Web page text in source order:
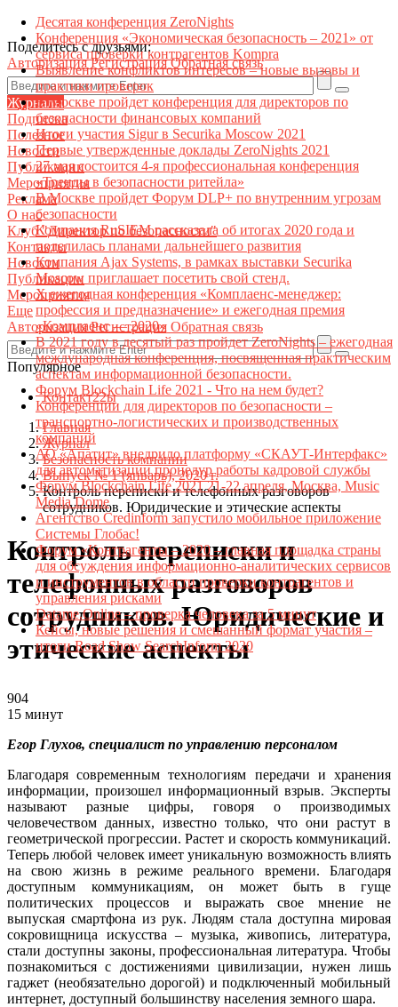
Поделитесь с друзьями:
АвторизацияРегистрацияОбратная связь
Журналы
Подписка
Полезное
Новости
Публикации
Мероприятия
Реклама
О нас
Клуб "Директор по безопасности"
Контакты
Новости
Публикации
Мероприятия
Еще
АвторизацияРегистрация Обратная связь
Популярное
Десятая конференция ZeroNights
Конференция «Экономическая безопасность – 2021» от
сервиса проверки контрагентов Kompra
Выявление конфликтов интересов – новые вызовы и
практики проверок
В Москве пройдет конференция для директоров по
безопасности финансовых компаний
Итоги участия Sigur в Securika Moscow 2021
Первые утвержденные доклады ZeroNights 2021
27 мая состоится 4-я профессиональная конференция
«Тренды в безопасности ритейла»
В Москве пройдет Форум DLP+ по внутренним угрозам
безопасности
Компания RuSIEM рассказала об итогах 2020 года и
поделилась планами дальнейшего развития
Компания Ajax Systems, в рамках выставки Securika
Moscow приглашает посетить свой стенд.
X ежегодная конференция «Комплаенс-менеджер:
профессия и предназначение» и ежегодная премия
«Комплаенс — 2020»
В 2021 году в десятый раз пройдет ZeroNights – ежегодная
международная конференция, посвященная практическим
аспектам информационной безопасности.
Форум Blockchain Life 2021 - Что на нем будет?
Конференции для директоров по безопасности –
транспортно-логистических и производственных
компаний
АО «Апатит» внедрило платформу «СКАУТ-Интерфакс»
для автоматизации процедур работы кадровой службы
Форум Blockchain Life 2021 21-22 апреля, Москва, Music
Media Dome
Агентство Credinform запустило мобильное приложение
Системы Глобас!
Форум «Контрагенты – 2020 – главная площадка страны
для обсуждения информационно-аналитических сервисов
и инструментов в области проверки контрагентов и
управления рисками
Datame.Online – проверка человека за 5 минут
Кейсы, новые решения и смешанный формат участия –
итоги Road Show SearchInform 2020
Контакт22ы
Главная
Журнал
Безопасность компании
Выпуск № 1 (январь), 2020 г.
Контроль переписки и телефонных разговоров
сотрудников. Юридические и этические аспекты
Контроль переписки и
телефонных разговоров
сотрудников. Юридические и
этические аспекты
904
15 минут
Егор Глухов, специалист по управлению персоналом
Благодаря современным технологиям передачи и хранения
информации, произошел информационный взрыв. Эксперты
называют разные цифры, говоря о производимых
человечеством данных, известно только, что они растут в
геометрической прогрессии. Растет и скорость коммуникаций.
Теперь любой человек имеет уникальную возможность влиять
на свою жизнь в режиме реального времени. Благодаря
доступным коммуникациям, он может быть в гуще
политических процессов и выражать свое мнение не
выпуская смартфона из рук. Людям стала доступна мировая
сокровищница искусства – музыка, живопись, литература,
стали доступны законы, профессиональная литература. Чтобы
познакомиться с достижениями цивилизации, нужен лишь
гаджет (необязательно дорогой) и подключенный мобильный
интернет, доступный большинству населения земного шара.